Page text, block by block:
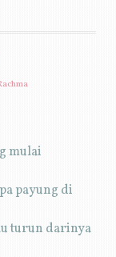
mulai
payung di
turun darinya